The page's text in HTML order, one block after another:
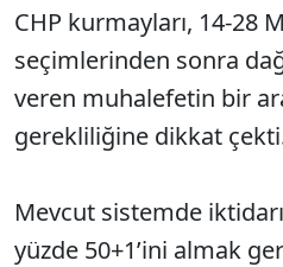
CHP kurmayları, 14-28
seçimlerinden sonra
veren muhalefetin bir
gerekliliğine dikkat
Mevcut sistemde
yüzde 50+1’ini almak